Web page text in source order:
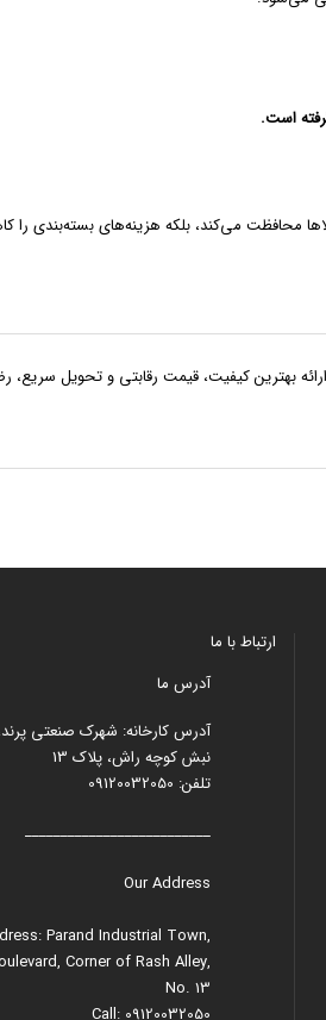
است.
محافظت می‌کند، بلکه هزینه‌های
بهترین کیفیت، قیمت رقابتی و تحویل
ارتباط با ما
آدرس ما
آدرس کارخانه: شهرک صنعتی پرند،
نبش کوچه راش، پلاک 13
تلفن: 09120032050
__________________________
Our Address
Parand Industrial Town,
Corner of Rash Alley,
No. 13